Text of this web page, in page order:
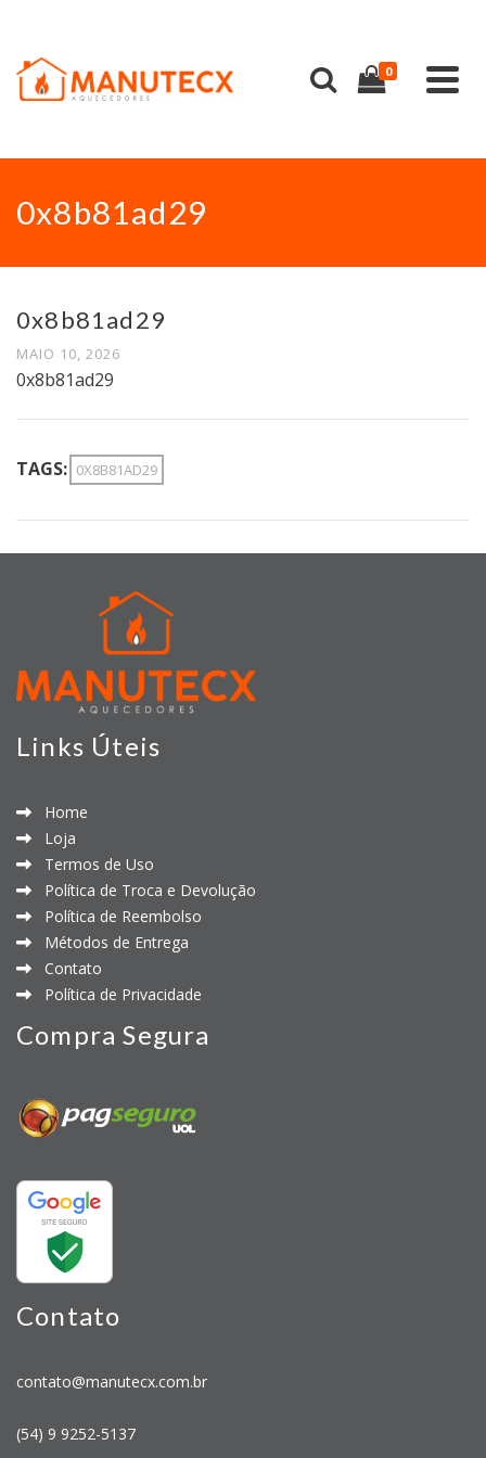
0
0x8b81ad29
0x8b81ad29
MAIO 10, 2026
0x8b81ad29
TAGS: 0X8B81AD29
Links Úteis
Home
Loja
Termos de Uso
Política de Troca e Devolução
Política de Reembolso
Métodos de Entrega
Contato
Política de Privacidade
Compra Segura
Contato
contato@manutecx.com.br
(54) 9 9252-5137